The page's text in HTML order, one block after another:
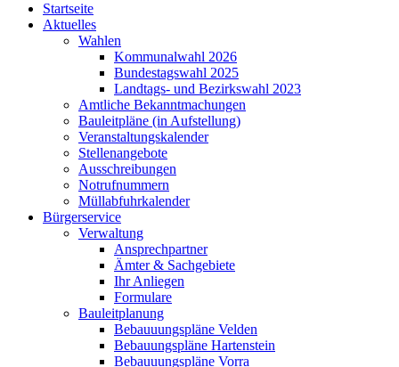
Startseite
Aktuelles
Wahlen
Kommunalwahl 2026
Bundestagswahl 2025
Landtags- und Bezirkswahl 2023
Amtliche Bekanntmachungen
Bauleitpläne (in Aufstellung)
Veranstaltungskalender
Stellenangebote
Ausschreibungen
Notrufnummern
Müllabfuhrkalender
Bürgerservice
Verwaltung
Ansprechpartner
Ämter & Sachgebiete
Ihr Anliegen
Formulare
Bauleitplanung
Bebauuungspläne Velden
Bebauungspläne Hartenstein
Bebauuungspläne Vorra